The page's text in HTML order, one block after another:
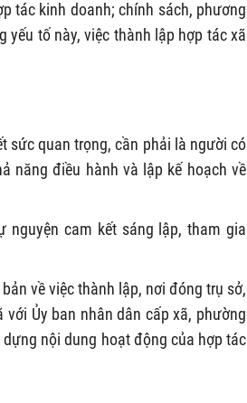
tác kinh doanh; chính sách, phương
tố này, việc thành lập hợp tác xã
sức quan trọng, cần phải là người có
năng điều hành và lập kế hoạch về
nguyện cam kết sáng lập, tham gia
về việc thành lập, nơi đóng trụ sở,
Ủy ban nhân dân cấp xã, phường
nội dung hoạt động của hợp tác